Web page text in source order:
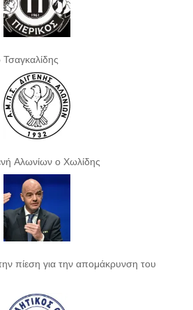
Αλωνίων ο Χωλίδης
πίεση για την απομάκρυνση του